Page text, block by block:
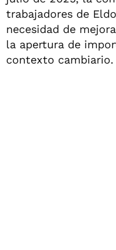
trabajadores de
necesidad de
la apertura de
contexto cambiario.